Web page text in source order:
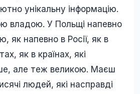
унікальну інформацію.
владою. У Польщі напевно
як напевно в Росії, як в
як в країнах, які
але теж великою. Маєш
людей, які насправді